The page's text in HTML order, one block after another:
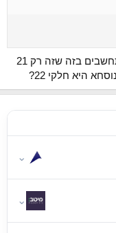
האם בחודשים של 21 ימים (כמו אוגוסט) מתחשבים בזה שזה רק 21
⌄
⌄